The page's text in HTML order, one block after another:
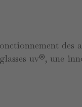
des
uv®, une